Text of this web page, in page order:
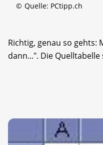
© Quelle: PCtipp.ch
Richtig, genau so gehts:
dann...". Die